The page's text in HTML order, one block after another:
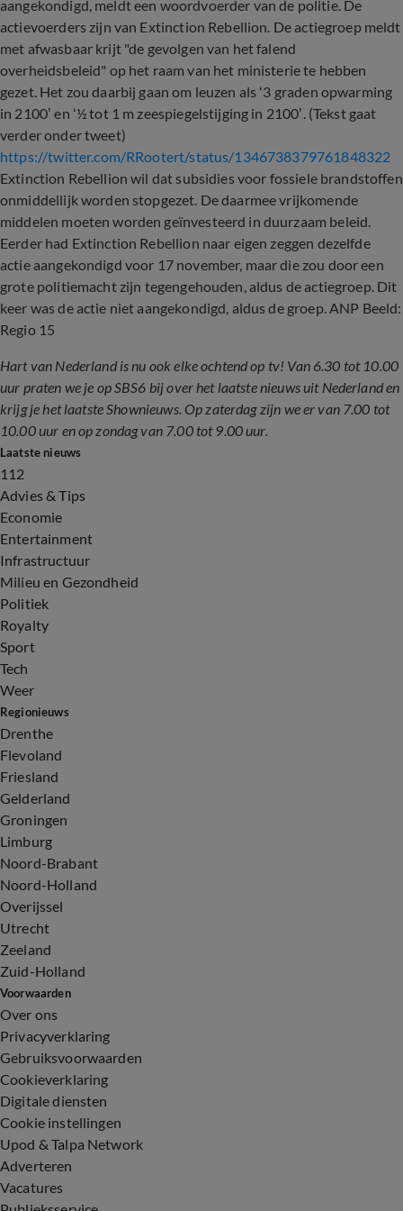
aangekondigd, meldt een woordvoerder van de politie. De
actievoerders zijn van Extinction Rebellion. De actiegroep meldt
met afwasbaar krijt "de gevolgen van het falend
overheidsbeleid" op het raam van het ministerie te hebben
gezet. Het zou daarbij gaan om leuzen als ‘3 graden opwarming
in 2100’ en ‘½ tot 1 m zeespiegelstijging in 2100’. (Tekst gaat
verder onder tweet)
https://twitter.com/RRootert/status/1346738379761848322
Extinction Rebellion wil dat subsidies voor fossiele brandstoffen
onmiddellijk worden stopgezet. De daarmee vrijkomende
middelen moeten worden geïnvesteerd in duurzaam beleid.
Eerder had Extinction Rebellion naar eigen zeggen dezelfde
actie aangekondigd voor 17 november, maar die zou door een
grote politiemacht zijn tegengehouden, aldus de actiegroep. Dit
keer was de actie niet aangekondigd, aldus de groep. ANP Beeld:
Regio 15
Hart van Nederland is nu ook elke ochtend op tv! Van 6.30 tot 10.00
uur praten we je op SBS6 bij over het laatste nieuws uit Nederland en
krijg je het laatste Shownieuws. Op zaterdag zijn we er van 7.00 tot
10.00 uur en op zondag van 7.00 tot 9.00 uur.
Laatste nieuws
112
Advies & Tips
Economie
Entertainment
Infrastructuur
Milieu en Gezondheid
Politiek
Royalty
Sport
Tech
Weer
Regionieuws
Drenthe
Flevoland
Friesland
Gelderland
Groningen
Limburg
Noord-Brabant
Noord-Holland
Overijssel
Utrecht
Zeeland
Zuid-Holland
Voorwaarden
Over ons
Privacyverklaring
Gebruiksvoorwaarden
Cookieverklaring
Digitale diensten
Cookie instellingen
Upod & Talpa Network
Adverteren
Vacatures